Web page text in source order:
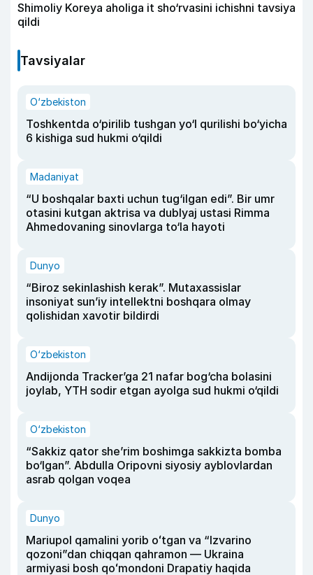
Shimoliy Koreya aholiga it sho‘rvasini ichishni tavsiya
qildi
Tavsiyalar
O‘zbekiston
Toshkentda o‘pirilib tushgan yo‘l qurilishi bo‘yicha
6 kishiga sud hukmi o‘qildi
Madaniyat
“U boshqalar baxti uchun tug‘ilgan edi”. Bir umr
otasini kutgan aktrisa va dublyaj ustasi Rimma
Ahmedovaning sinovlarga to‘la hayoti
Dunyo
“Biroz sekinlashish kerak”. Mutaxassislar
insoniyat sun’iy intellektni boshqara olmay
qolishidan xavotir bildirdi
O‘zbekiston
Andijonda Tracker’ga 21 nafar bog‘cha bolasini
joylab, YTH sodir etgan ayolga sud hukmi o‘qildi
O‘zbekiston
“Sakkiz qator she’rim boshimga sakkizta bomba
bo‘lgan”. Abdulla Oripovni siyosiy ayblovlardan
asrab qolgan voqea
Dunyo
Mariupol qamalini yorib oʻtgan va “Izvarino
qozoni”dan chiqqan qahramon — Ukraina
armiyasi bosh qoʻmondoni Drapatiy haqida